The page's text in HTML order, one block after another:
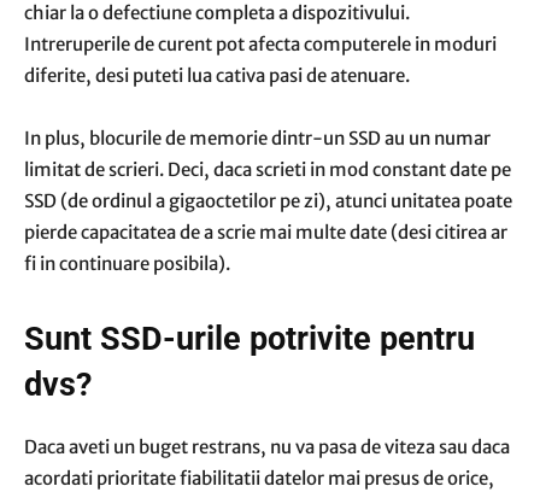
chiar la o defectiune completa a dispozitivului.
Intreruperile de curent pot afecta computerele in moduri
diferite, desi puteti lua cativa pasi de atenuare.
In plus, blocurile de memorie dintr-un SSD au un numar
limitat de scrieri. Deci, daca scrieti in mod constant date pe
SSD (de ordinul a gigaoctetilor pe zi), atunci unitatea poate
pierde capacitatea de a scrie mai multe date (desi citirea ar
fi in continuare posibila).
Sunt SSD-urile potrivite pentru
dvs?
Daca aveti un buget restrans, nu va pasa de viteza sau daca
acordati prioritate fiabilitatii datelor mai presus de orice,